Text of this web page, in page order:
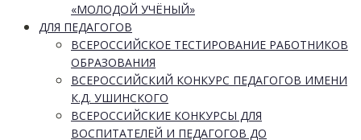
«МОЛОДОЙ УЧЁНЫЙ»
ДЛЯ ПЕДАГОГОВ
ВСЕРОССИЙСКОЕ ТЕСТИРОВАНИЕ РАБОТНИКОВ
ОБРАЗОВАНИЯ
ВСЕРОССИЙСКИЙ КОНКУРС ПЕДАГОГОВ ИМЕНИ
К.Д. УШИНСКОГО
ВСЕРОССИЙСКИЕ КОНКУРСЫ ДЛЯ
ВОСПИТАТЕЛЕЙ И ПЕДАГОГОВ ДО